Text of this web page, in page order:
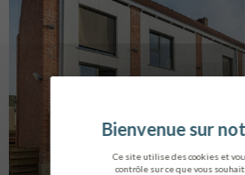
Ce site utilise des cookies et
contrôle sur ce que vous